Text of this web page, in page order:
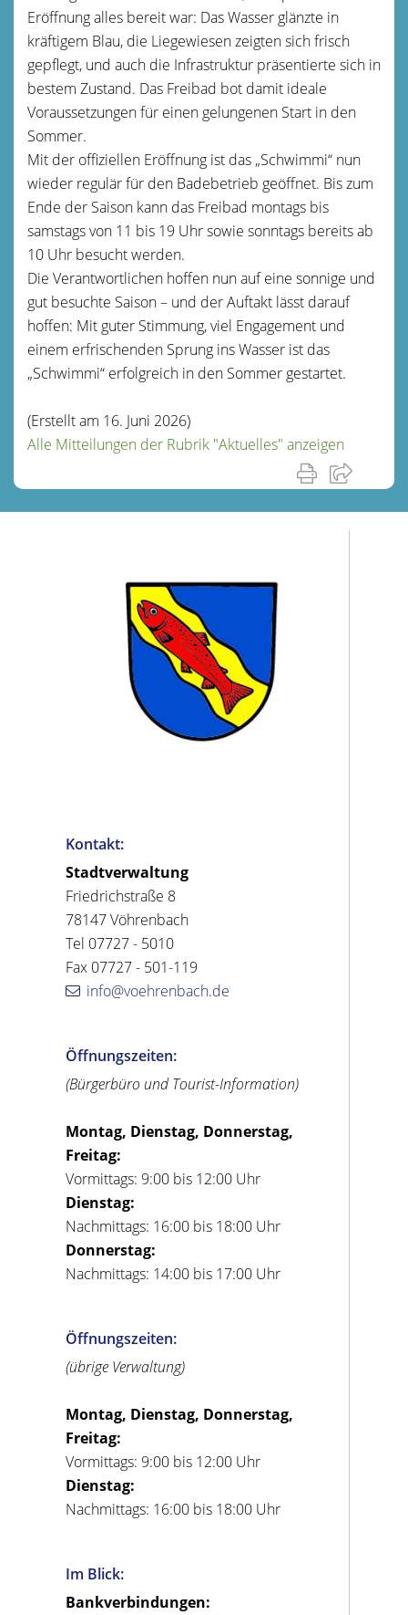
Eröffnung alles bereit war: Das Wasser glänzte in
kräftigem Blau, die Liegewiesen zeigten sich frisch
gepflegt, und auch die Infrastruktur präsentierte sich in
bestem Zustand. Das Freibad bot damit ideale
Voraussetzungen für einen gelungenen Start in den
Sommer.
Mit der offiziellen Eröffnung ist das „Schwimmi“ nun
wieder regulär für den Badebetrieb geöffnet. Bis zum
Ende der Saison kann das Freibad montags bis
samstags von 11 bis 19 Uhr sowie sonntags bereits ab
10 Uhr besucht werden.
Die Verantwortlichen hoffen nun auf eine sonnige und
gut besuchte Saison – und der Auftakt lässt darauf
hoffen: Mit guter Stimmung, viel Engagement und
einem erfrischenden Sprung ins Wasser ist das
„Schwimmi“ erfolgreich in den Sommer gestartet.
(Erstellt am 16. Juni 2026)
Alle Mitteilungen der Rubrik "Aktuelles" anzeigen
Kontakt:
Stadtverwaltung
Friedrichstraße 8
78147 Vöhrenbach
Tel 07727 - 5010
Fax 07727 - 501-119
info@voehrenbach.de
Öffnungszeiten:
(Bürgerbüro und Tourist-Information)
Montag, Dienstag, Donnerstag,
Freitag:
Vormittags: 9:00 bis 12:00 Uhr
Dienstag:
Nachmittags: 16:00 bis 18:00 Uhr
Donnerstag:
Nachmittags: 14:00 bis 17:00 Uhr
Öffnungszeiten:
(übrige Verwaltung)
Montag, Dienstag, Donnerstag,
Freitag:
Vormittags: 9:00 bis 12:00 Uhr
Dienstag:
Nachmittags: 16:00 bis 18:00 Uhr
Im Blick:
Bankverbindungen: